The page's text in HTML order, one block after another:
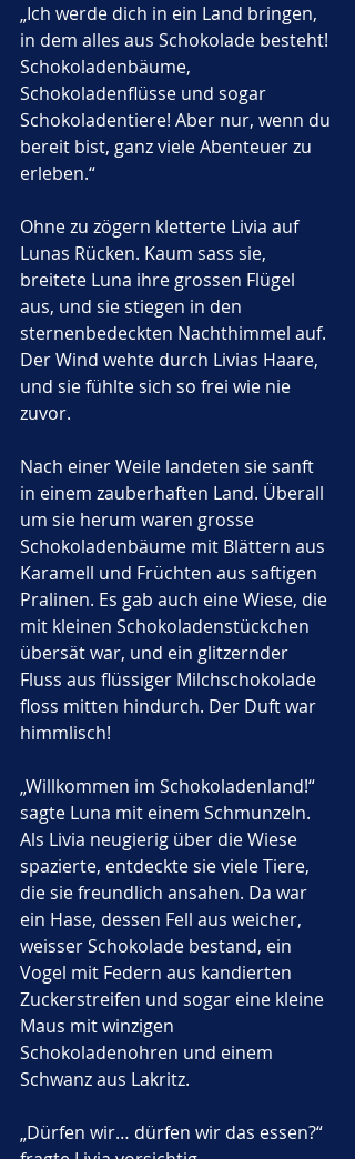
„Ich werde dich in ein Land bringen,
in dem alles aus Schokolade besteht!
Schokoladenbäume,
Schokoladenflüsse und sogar
Schokoladentiere! Aber nur, wenn du
bereit bist, ganz viele Abenteuer zu
erleben.“
Ohne zu zögern kletterte Livia auf
Lunas Rücken. Kaum sass sie,
breitete Luna ihre grossen Flügel
aus, und sie stiegen in den
sternenbedeckten Nachthimmel auf.
Der Wind wehte durch Livias Haare,
und sie fühlte sich so frei wie nie
zuvor.
Nach einer Weile landeten sie sanft
in einem zauberhaften Land. Überall
um sie herum waren grosse
Schokoladenbäume mit Blättern aus
Karamell und Früchten aus saftigen
Pralinen. Es gab auch eine Wiese, die
mit kleinen Schokoladenstückchen
übersät war, und ein glitzernder
Fluss aus flüssiger Milchschokolade
floss mitten hindurch. Der Duft war
himmlisch!
„Willkommen im Schokoladenland!“
sagte Luna mit einem Schmunzeln.
Als Livia neugierig über die Wiese
spazierte, entdeckte sie viele Tiere,
die sie freundlich ansahen. Da war
ein Hase, dessen Fell aus weicher,
weisser Schokolade bestand, ein
Vogel mit Federn aus kandierten
Zuckerstreifen und sogar eine kleine
Maus mit winzigen
Schokoladenohren und einem
Schwanz aus Lakritz.
„Dürfen wir… dürfen wir das essen?“